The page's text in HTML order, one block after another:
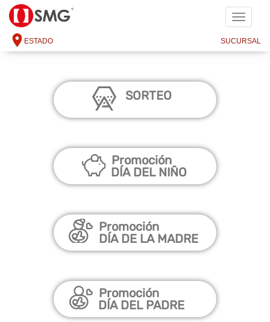
SMG
ESTADO SUCURSAL
SORTEO
Promoción
DÍA DEL NIÑO
Promoción
DÍA DE LA MADRE
Promoción
DÍA DEL PADRE